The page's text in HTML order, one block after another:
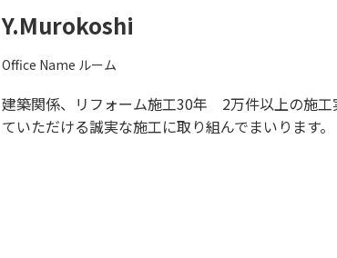
Y.Murokoshi
Office Name ルーム
建築関係、リフォーム施工30年 2万件以上の施工
ていただける誠実な施工に取り組んでまいります。